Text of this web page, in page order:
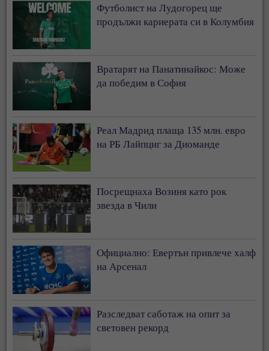
Футболист на Лудогорец ще
продължи кариерата си в Колумбия
Вратарят на Панатинайкос: Може
да победим в София
Реал Мадрид плаща 135 млн. евро
на РБ Лайпциг за Диоманде
Посрещнаха Возиня като рок
звезда в Чили
Официално: Евертън привлече халф
на Арсенал
Разследват саботаж на опит за
световен рекорд